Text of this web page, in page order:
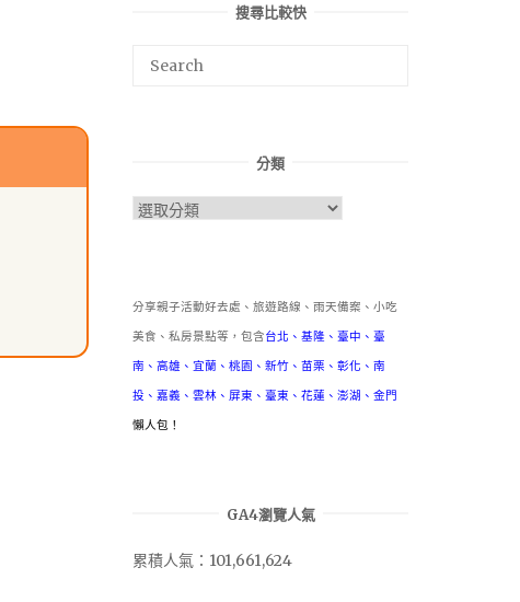
搜尋比較快
分類
分
分享親子活動好去處、旅遊路線、雨天備案、小吃
美食、私房景點等，包含台北 、 基隆 、 臺中 、 臺
南 、 高雄 、 宜蘭 、 桃園 、 新竹 、 苗栗 、 彰化 、 南
投 、 嘉義 、 雲林 、 屏東 、 臺東 、 花蓮 、 澎湖 、 金門
懶人包！
GA4瀏覽人氣
累積人氣：101,661,624